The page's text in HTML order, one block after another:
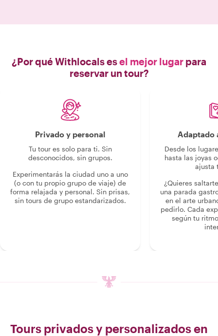
¿Por qué Withlocals esel mejor lugar para
reservar un tour?
Privado y personal
Tu tour es solo para ti. Sin
desconocidos, sin grupos.
Experimentarás la ciudad uno a uno
(o con tu propio grupo de viaje) de
forma relajada y personal. Sin prisas,
sin tours de grupo estandarizados.
Adaptado
Desde los
hasta las joyas
ajusta
¿Quieres
una parada
en el arte
pedirlo. Cada
según tu
Tours privados y personalizados en